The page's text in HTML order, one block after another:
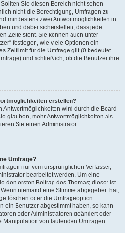
Sie diesen Bereich nicht sehen
nicht die Berechtigung, Umfragen zu
mindestens zwei Antwortmöglichkeiten in
und dabei sicherstellen, dass jede
Zeile steht. Sie können auch unter
festlegen, wie viele Optionen ein
Zeitlimit für die Umfrage gilt (0 bedeutet
und schließlich, ob die Benutzer ihre
erstellen?
Antwortmöglichkeiten wird durch die Board-
glauben, mehr Antwortmöglichkeiten als
Sie einen Administrator.
Umfrage?
nur vom ursprünglichen Verfasser,
bearbeitet werden. Um eine
den ersten Beitrag des Themas; dieser ist
niemand eine Stimme abgegeben hat,
löschen oder die Umfrageoption
ein Benutzer abgestimmt haben, so kann
oder Administratoren geändert oder
Manipulation von laufenden Umfragen